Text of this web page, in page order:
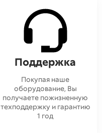
Поддержка
Покупая наше
оборудование, Вы
получаете пожизненную
техподдержку и гарантию
1 год